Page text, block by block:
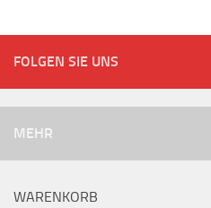
FOLGEN SIE UNS
MEHR
WARENKORB